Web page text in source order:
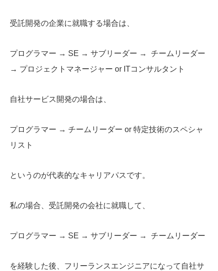
受託開発の企業に就職する場合は、
プログラマー → SE → サブリーダー → チームリーダー
→ プロジェクトマネージャー or ITコンサルタント
自社サービス開発の場合は、
プログラマー → チームリーダー or 特定技術のスペシャ
リスト
というのが代表的なキャリアパスです。
私の場合、受託開発の会社に就職して、
プログラマー → SE → サブリーダー → チームリーダー
を経験した後、フリーランスエンジニアになって自社サ